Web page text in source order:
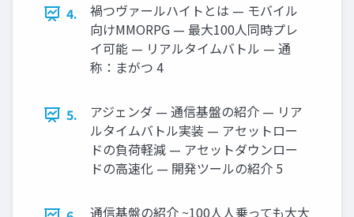
4.
禍つヴァールハイトとは — モバイル
向けMMORPG — 最大100人同時プレ
イ可能 — リアルタイムバトル — 通
称：まがつ 4
5.
アジェンダ — 通信基盤の紹介 — リア
ルタイムバトル実装 — アセットロー
ドの負荷軽減 — アセットダウンロー
ドの高速化 — 開発ツールの紹介 5
通信基盤の紹介 ~100⼈人乗っても⼤大